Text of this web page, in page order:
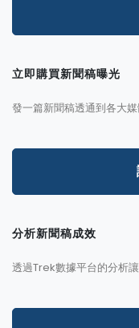
立即購買新聞稿曝光
發一篇新聞稿透通到各大
分析新聞稿成效
透過Trek數據平台的分析